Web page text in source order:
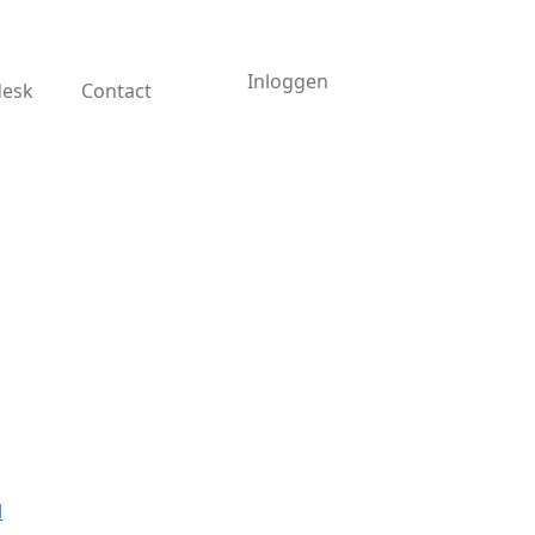
Contact Inloggen